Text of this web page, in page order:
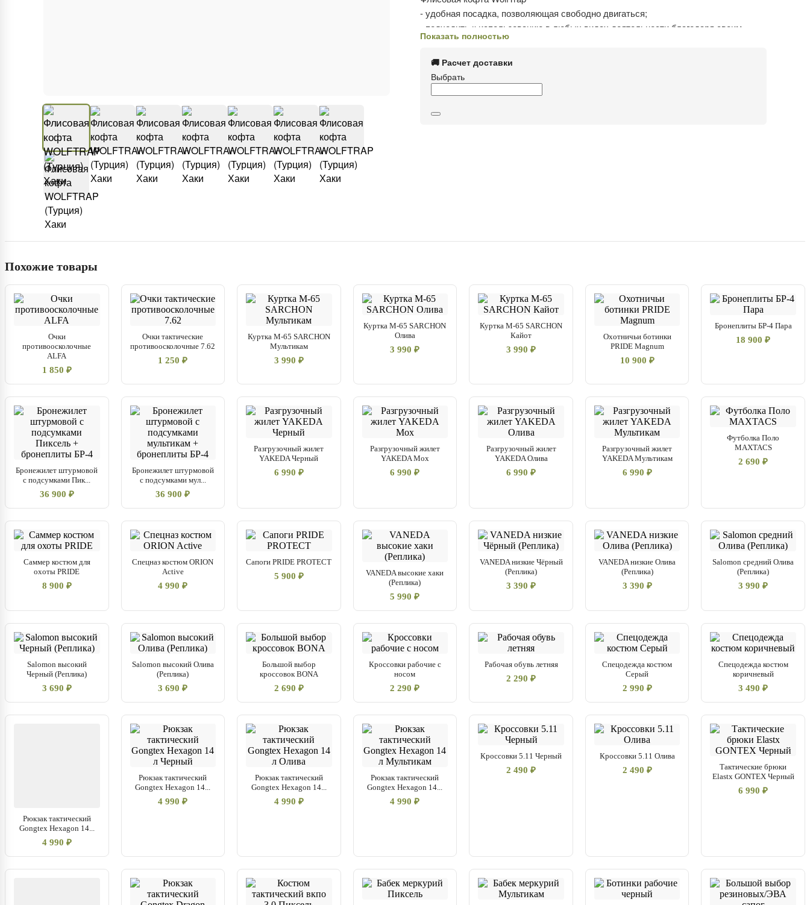
- удобная посадка, позволяющая свободно двигаться;
- подходить к использованию в любых видах деятельности благодаря своим
дышащим, изоляционным свойствам;
-Кофта имеет хорошую теплоизоляцию;
- можно использовать в качестве промежуточного слоя одежды в очень холодную
погоду;
- производитель: WolfTrap Турция.
Показать полностью
🚚 Расчет доставки
Выбрать
Похожие товары
Очки
противоосколочные
ALFA
1 850 ₽
Очки тактические
противоосколочные 7.62
1 250 ₽
Куртка М-65 SARCHON
Мультикам
3 990 ₽
Куртка М-65 SARCHON
Олива
3 990 ₽
Куртка М-65 SARCHON
Кайот
3 990 ₽
Охотничьи ботинки
PRIDE Magnum
10 900 ₽
Бронеплиты БР-4 Пара
18 900 ₽
Бронежилет штурмовой
с подсумками Пик...
36 900 ₽
Бронежилет штурмовой
с подсумками мул...
36 900 ₽
Разгрузочный жилет
YAKEDA Черный
6 990 ₽
Разгрузочный жилет
YAKEDA Мох
6 990 ₽
Разгрузочный жилет
YAKEDA Олива
6 990 ₽
Разгрузочный жилет
YAKEDA Мультикам
6 990 ₽
Футболка Поло
MAXTACS
2 690 ₽
Саммер костюм для
охоты PRIDE
8 900 ₽
Спецназ костюм ORION
Active
4 990 ₽
Сапоги PRIDE PROTECT
5 900 ₽
VANEDA высокие хаки
(Реплика)
5 990 ₽
VANEDA низкие Чёрный
(Реплика)
3 390 ₽
VANEDA низкие Олива
(Реплика)
3 390 ₽
Salomon средний Олива
(Реплика)
3 990 ₽
Salomon высокий
Черный (Реплика)
3 690 ₽
Salomon высокий Олива
(Реплика)
3 690 ₽
Большой выбор
кроссовок BONA
2 690 ₽
Кроссовки рабочие с
носом
2 290 ₽
Рабочая обувь летняя
2 290 ₽
Спецодежда костюм
Серый
2 990 ₽
Спецодежда костюм
коричневый
3 490 ₽
Рюкзак тактический
Gongtex Hexagon 14...
4 990 ₽
Рюкзак тактический
Gongtex Hexagon 14...
4 990 ₽
Рюкзак тактический
Gongtex Hexagon 14...
4 990 ₽
Рюкзак тактический
Gongtex Hexagon 14...
4 990 ₽
Кроссовки 5.11 Черный
2 490 ₽
Кроссовки 5.11 Олива
2 490 ₽
Тактические брюки
Elastx GONTEX Черный
6 990 ₽